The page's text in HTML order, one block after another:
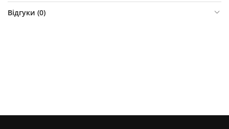
Відгуки (0)